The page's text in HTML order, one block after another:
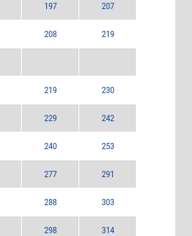
197 207
208 219
219 230
229 242
240 253
277 291
288 303
298 314